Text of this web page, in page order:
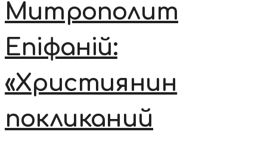
Митрополит
Епіфаній:
«Християнин
покликаний